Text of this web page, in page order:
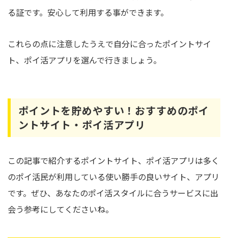
る証です。安心して利用する事ができます。
これらの点に注意したうえで自分に合ったポイントサイ
ト、ポイ活アプリを選んで行きましょう。
ポイントを貯めやすい！おすすめのポイ
ントサイト・ポイ活アプリ
この記事で紹介するポイントサイト、ポイ活アプリは多く
のポイ活民が利用している使い勝手の良いサイト、アプリ
です。ぜひ、あなたのポイ活スタイルに合うサービスに出
会う参考にしてくださいね。